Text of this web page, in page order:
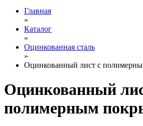
Главная
»
Каталог
»
Оцинкованная сталь
»
Оцинкованный лист с
Оцинкованный
полимерным